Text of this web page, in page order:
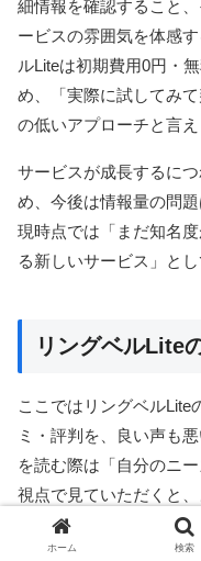
細情報を確認すること
ービスの雰囲気を体感
ルLiteは初期費用0円・
め、「実際に試してみ
の低いアプローチと言え
サービスが成長するに
め、今後は情報量の問
現時点では「まだ知名
る新しいサービス」と
リングベルLite
ここではリングベルLite
ミ・評判を、良い声も
を読む際は「自分のニ
視点で見ていただくと、
ホーム 検索